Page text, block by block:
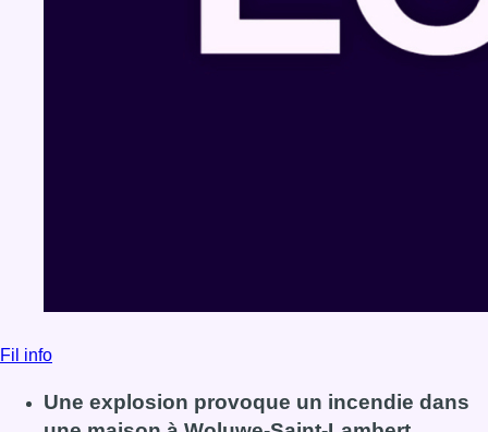
Fil info
Une explosion provoque un incendie dans